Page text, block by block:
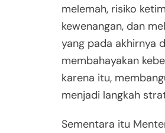
melemah, risiko
kewenangan, dan
yang pada akhirnya
membahayakan
karena itu,
menjadi langkah
Sementara itu